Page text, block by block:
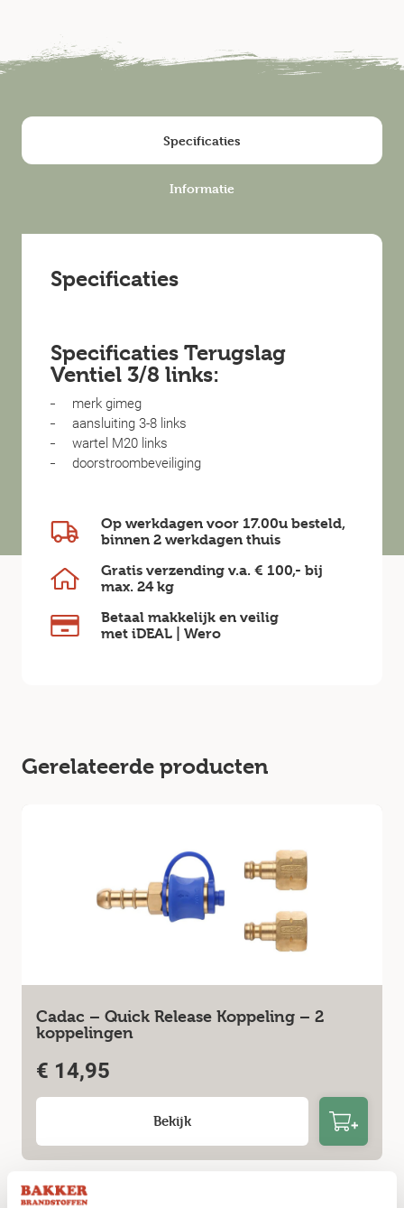
Specificaties
Informatie
Specificaties
Specificaties Terugslag
Ventiel 3/8 links:
merk gimeg
aansluiting 3-8 links
wartel M20 links
doorstroombeveiliging
Op werkdagen voor 17.00u besteld,
binnen 2 werkdagen thuis
Gratis verzending v.a. € 100,- bij
max. 24 kg
Betaal makkelijk en veilig
met iDEAL | Wero
Gerelateerde producten
Cadac – Quick Release Koppeling – 2
koppelingen
€ 14,95
Bekijk